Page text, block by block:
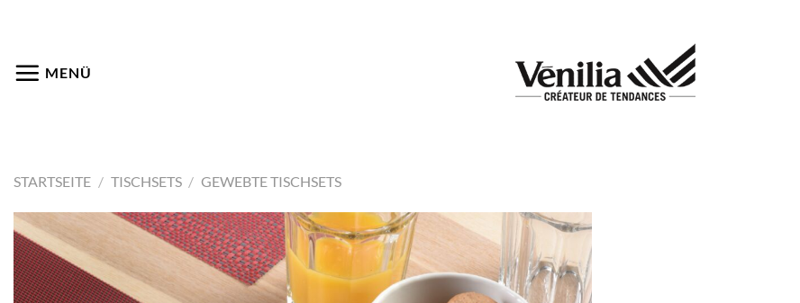
MENÜ
STARTSEITE / TISCHSETS / GEWEBTE TISCHSETS
Add to
wishlist